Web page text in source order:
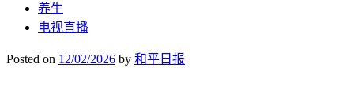
养生
电视直播
Posted on 12/02/2026 by 和平日报